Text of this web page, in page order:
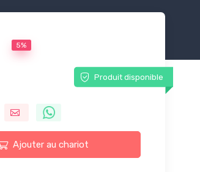
5%
Produit disponible
Ajouter au chariot